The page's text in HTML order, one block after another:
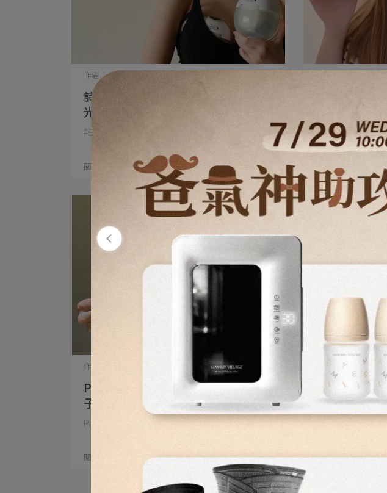
詩妤媽咪推薦｜Freedom Giver 享時
光免手持電動吸乳器
作者：六甲村團隊 | 2026-05-21
詩妤媽咪推薦｜Freedom Giver 享時光免手⋯
閱讀更多 ->
Zoey媽咪推薦
Patty Hsu媽咪推薦｜六甲村優質月
子膳
作者：六甲村團隊 | 2026-05-20
Patty Hsu媽咪推薦｜六甲村優質月子膳 ⋯
閱讀更多 ->
詩妤媽咪推
孕哺內衣
作者：六甲村團隊 |
詩妤媽咪推薦｜
閱讀更多 ->